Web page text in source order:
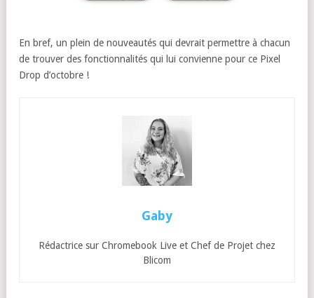
En bref, un plein de nouveautés qui devrait permettre à chacun
de trouver des fonctionnalités qui lui convienne pour ce Pixel
Drop d’octobre !
Gaby
Rédactrice sur Chromebook Live et Chef de Projet chez
Blicom